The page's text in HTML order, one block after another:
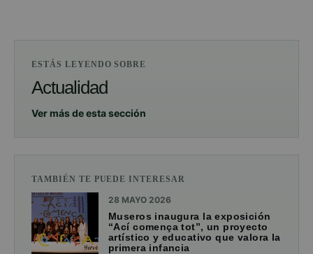
ESTÁS LEYENDO SOBRE
Actualidad
Ver más de esta sección
TAMBIÉN TE PUEDE INTERESAR
28 MAYO 2026
Museros inaugura la exposición
“Ací comença tot”, un proyecto
artístico y educativo que valora la
primera infancia